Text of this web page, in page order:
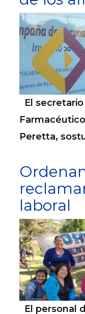
El
Peretta,
laboral
El personal